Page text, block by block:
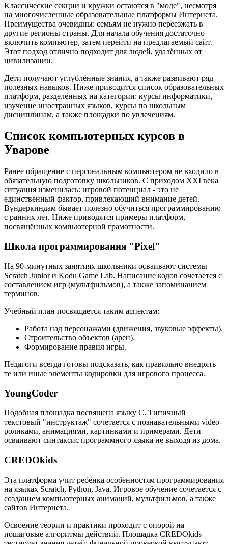
Классические секции и кружки остаются в "моде", несмотря
на многочисленные образовательные платформы Интернета.
Преимущества очевидны: семьям не нужно переезжать в
другие регионы страны. Для начала обучения достаточно
включить компьютер, затем перейти на предлагаемый сайт.
Этот подход отлично подходит для людей, удалённых от
цивилизации.
Дети получают углублённые знания, а также развивают ряд
полезных навыков. Ниже приводится список образовательных
платформ, разделённых на категории: курсы информатики,
изучение иностранных языков, курсы по школьным
дисциплинам, а также площадки по увлечениям.
Список компьютерных курсов в
Уварове
Ранее обращение с персональным компьютером не входило в
обязательную подготовку школьников. С приходом XXI века
ситуация изменилась: игровой потенциал - это не
единственный фактор, привлекающий внимание детей.
Вундеркиндам бывает полезно обучиться программированию
с ранних лет. Ниже приводятся примеры платформ,
посвящённых компьютерной грамотности.
Школа программирования "Pixel"
На 90-минутных занятиях школьники осваивают системы
Scratch Junior и Kodu Game Lab. Написание кодов сочетается с
составлением игр (мультфильмов), а также запоминанием
терминов.
Учебный план посвящается таким аспектам:
Работа над персонажами (движения, звуковые эффекты).
Строительство объектов (арен).
Формирование правил игры.
Педагоги всегда готовы подсказать, как правильно внедрять
те или иные элементы кодировки для игрового процесса.
YoungCoder
Подобная площадка посвящена языку C. Типичный
текстовый "инструктаж" сочетается с познавательными video-
роликами, анимациями, картинками и примерами. Дети
осваивают синтаксис программного языка не выходя из дома.
CREDOkids
Эта платформа учит ребёнка особенностям программирования
на языках Scratch, Python, Java. Игровое обучение сочетается с
созданием компьютерных анимаций, мультфильмов, а также
сайтов Интернета.
Освоение теории и практики проходит с опорой на
пошаговые алгоритмы действий. Площадка CREDOkids